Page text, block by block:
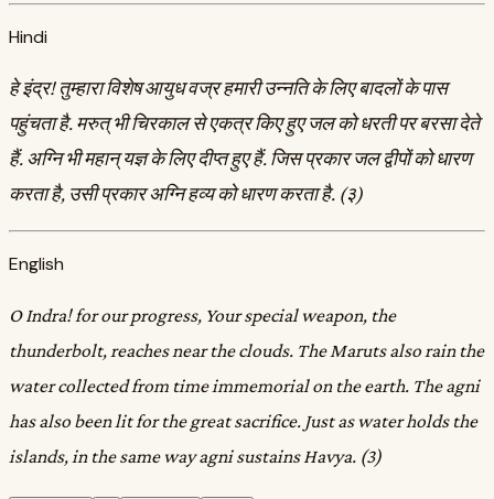
Hindi
हे इंद्र! तुम्हारा विशेष आयुध वज्र हमारी उन्नति के लिए बादलों के पास
पहुंचता है. मरुत्‌ भी चिरकाल से एकत्र किए हुए जल को धरती पर बरसा देते
हैं. अग्नि भी महान्‌ यज्ञ के लिए दीप्त हुए हैं. जिस प्रकार जल द्वीपों को धारण
करता है, उसी प्रकार अग्नि हव्य को धारण करता है. (३)
English
O Indra! for our progress, Your special weapon, the
thunderbolt, reaches near the clouds. The Maruts also rain the
water collected from time immemorial on the earth. The agni
has also been lit for the great sacrifice. Just as water holds the
islands, in the same way agni sustains Havya. (3)